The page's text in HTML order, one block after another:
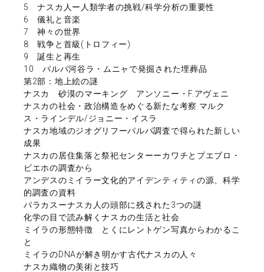
5 ナスカ人ー人類学者の挑戦/科学分析の重要性
6 儀礼と音楽
7 神々の世界
8 戦争と首級(トロフィー)
9 誕生と再生
10 パルパ河谷ラ・ムニャで発掘された埋葬品
第2部：地上絵の謎
ナスカ 砂漠のマーキング アンソニー・F.アヴェニ
ナスカの社会・政治構造をめぐる新たな考察 マルク
ス・ラインデル/ジョニー・イスラ
ナスカ地域のジオグリフーパルパ調査で得られた新しい
成果
ナスカの居住集落と祭祀センターーカワチとプエブロ・
ビエホの調査から
アンデスのミイラー文化的アイデンティティの源、科学
的調査の資料
パラカスーナスカ人の頭部に残された3つの謎
化学の目で読み解くナスカの生活と社会
ミイラの形態特徴 とくにレントゲン写真からわかるこ
と
ミイラのDNAが解き明かす古代ナスカの人々
ナスカ織物の美術と技巧